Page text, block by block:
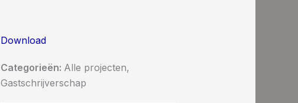
Download
Categorieën: Alle projecten,
Gastschrijverschap